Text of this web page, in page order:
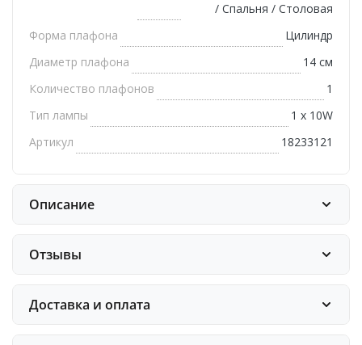
/ Спальня / Столовая
Форма плафона
Цилиндр
Диаметр плафона
14 см
Количество плафонов
1
Тип лампы
1 х 10W
Артикул
18233121
Описание
Отзывы
Доставка и оплата